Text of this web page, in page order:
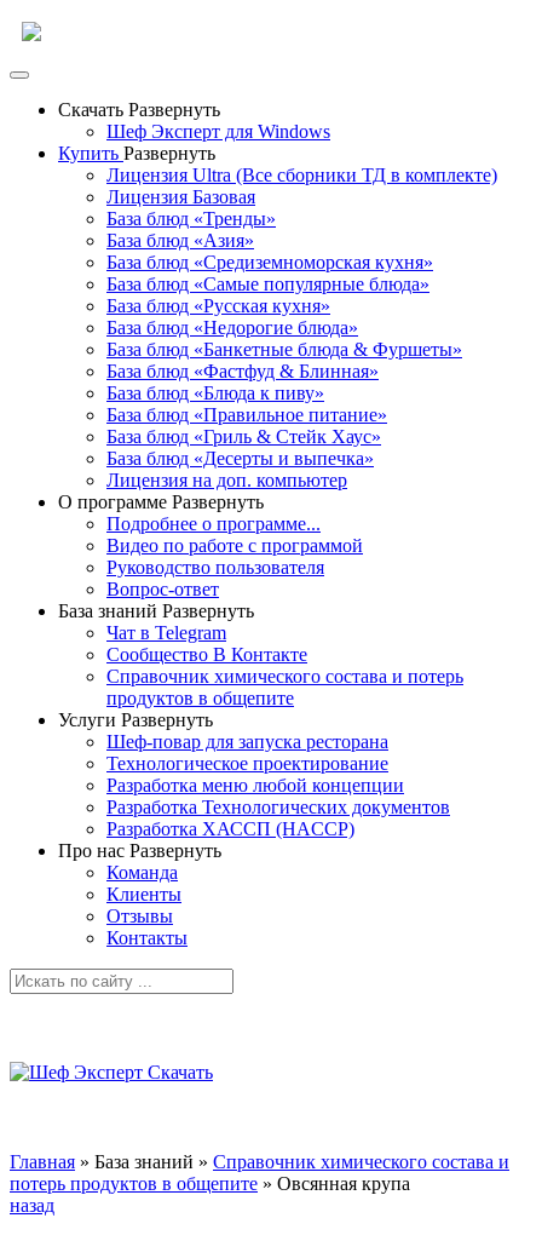
Скачать Развернуть
Шеф Эксперт для Windows
Купить Развернуть
Лицензия Ultra (Все сборники ТД в комплекте)
Лицензия Базовая
База блюд «Тренды»
База блюд «Азия»
База блюд «Средиземноморская кухня»
База блюд «Самые популярные блюда»
База блюд «Русская кухня»
База блюд «Недорогие блюда»
База блюд «Банкетные блюда & Фуршеты»
База блюд «Фастфуд & Блинная»
База блюд «Блюда к пиву»
База блюд «Правильное питание»
База блюд «Гриль & Стейк Хаус»
База блюд «Десерты и выпечка»
Лицензия на доп. компьютер
О программе Развернуть
Подробнее о программе...
Видео по работе с программой
Руководство пользователя
Вопрос-ответ
База знаний Развернуть
Чат в Telegram
Сообщество В Контакте
Справочник химического состава и потерь
продуктов в общепите
Услуги Развернуть
Шеф-повар для запуска ресторана
Технологическое проектирование
Разработка меню любой концепции
Разработка Технологических документов
Разработка ХАССП (HACCP)
Про нас Развернуть
Команда
Клиенты
Отзывы
Контакты
Главная » База знаний » Справочник химического состава и
потерь продуктов в общепите » Овсянная крупа
назад